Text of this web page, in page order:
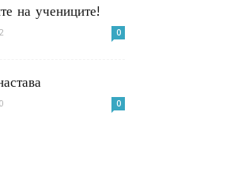
на учениците!
0
0